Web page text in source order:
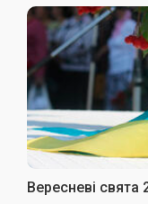
Вересневі свята